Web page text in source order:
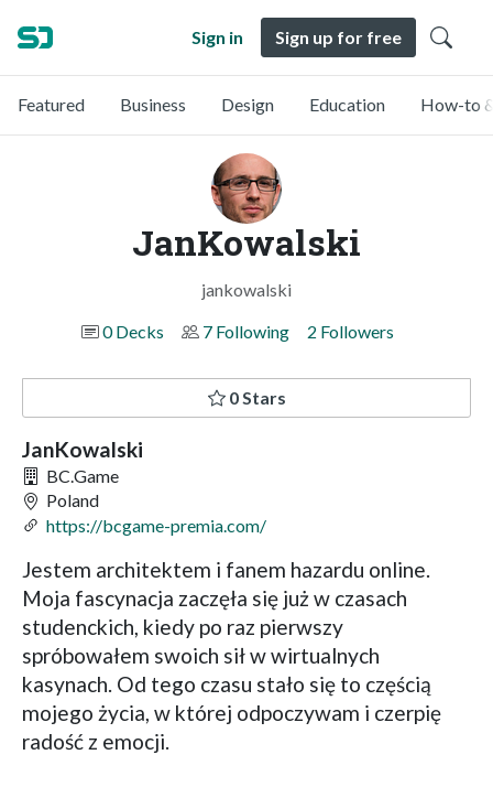
Sign in Sign up for free
Featured Business Design Education How-to
JanKowalski
jankowalski
0 Decks
7 Following 2 Followers
0 Stars
JanKowalski
BC.Game
Poland
https://bcgame-premia.com/
Jestem architektem i fanem hazardu online.
Moja fascynacja zaczęła się już w czasach
studenckich, kiedy po raz pierwszy
spróbowałem swoich sił w wirtualnych
kasynach. Od tego czasu stało się to częścią
mojego życia, w której odpoczywam i czerpię
radość z emocji.